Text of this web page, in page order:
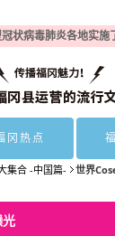
状病毒肺炎各地实施
冈热点
集合 -中国篇- 世界